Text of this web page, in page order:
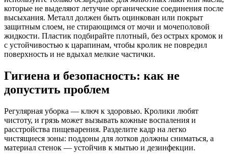
которые не выделяют летучие органические соединения после
высыхания. Металл должен быть оцинкован или покрыт
защитным слоем, не стирающимся от мочи и мочеполовой
жидкости. Пластик подбирайте плотный, без острых кромок и
с устойчивостью к царапинам, чтобы кролик не повредил
поверхность и не вдыхал мелкие частички.
Гигиена и безопасность: как не
допустить проблем
Регулярная уборка — ключ к здоровью. Кролики любят
чистоту, и грязь может вызывать кожные воспаления и
расстройства пищеварения. Разделите кадр на легко
чистящиеся зоны: поддоны для лотков должны сниматься, а
материал стенок — устойчив к мытью и дезинфекции.